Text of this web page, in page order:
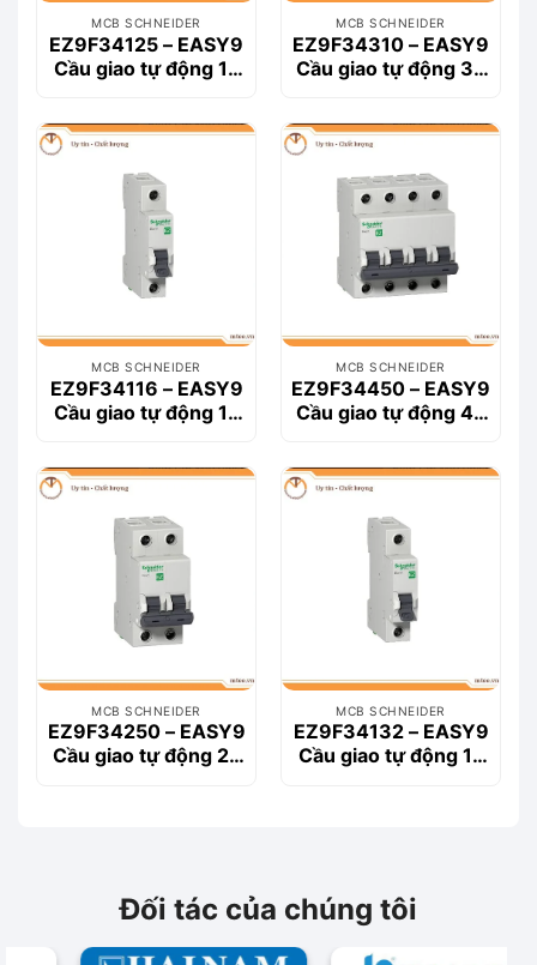
MCB SCHNEIDER
EZ9F34125 – EASY9
Cầu giao tự động 1P
MCB SCHNEIDER
EZ9F34310 – EASY9
Cầu giao tự động 3P
MCB SCHNEIDER
EZ9F34116 – EASY9
Cầu giao tự động 1P
MCB SCHNEIDER
EZ9F34450 – EASY9
Cầu giao tự động 4P
MCB SCHNEIDER
EZ9F34250 – EASY9
Cầu giao tự động 2P
MCB SCHNEIDER
EZ9F34132 – EASY9
Cầu giao tự động 1P
Đối tác của chúng tôi